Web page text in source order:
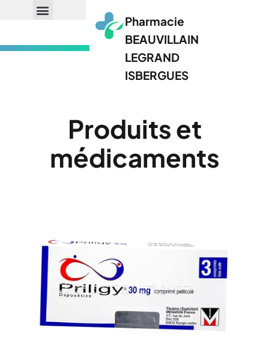
Pharmacie
BEAUVILLAIN
LEGRAND
ISBERGUES
Produits et
médicaments